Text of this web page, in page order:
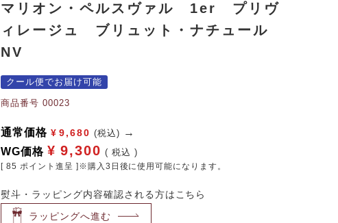
マリオン・ペルスヴァル 1er プリヴ
ィレージュ ブリュット・ナチュール
NV
クール便でお届け可能
商品番号 00023
通常価格 ¥ 9,680 (税込)
WG価格 ¥ 9,300 税込
[ 85 ポイント進呈 ]※購入3日後に使用可能になります。
熨斗・ラッピング内容確認される方はこちら
ラッピングへ進む